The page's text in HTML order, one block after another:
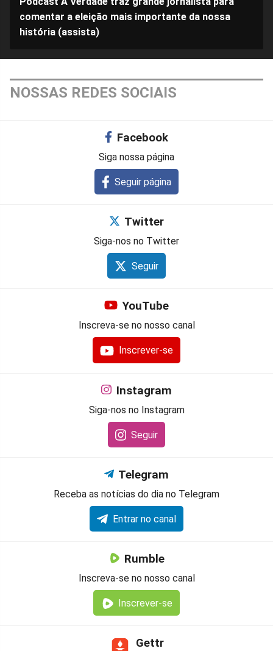
comentar a eleição mais importante da nossa
história (assista)
NOSSAS REDES SOCIAIS
Facebook
Siga nossa página
Seguir página
Twitter
Siga-nos no Twitter
Seguir
YouTube
Inscreva-se no nosso canal
Inscrever-se
Instagram
Siga-nos no Instagram
Seguir
Telegram
Receba as notícias do dia no Telegram
Entrar no canal
Rumble
Inscreva-se no nosso canal
Inscrever-se
Gettr